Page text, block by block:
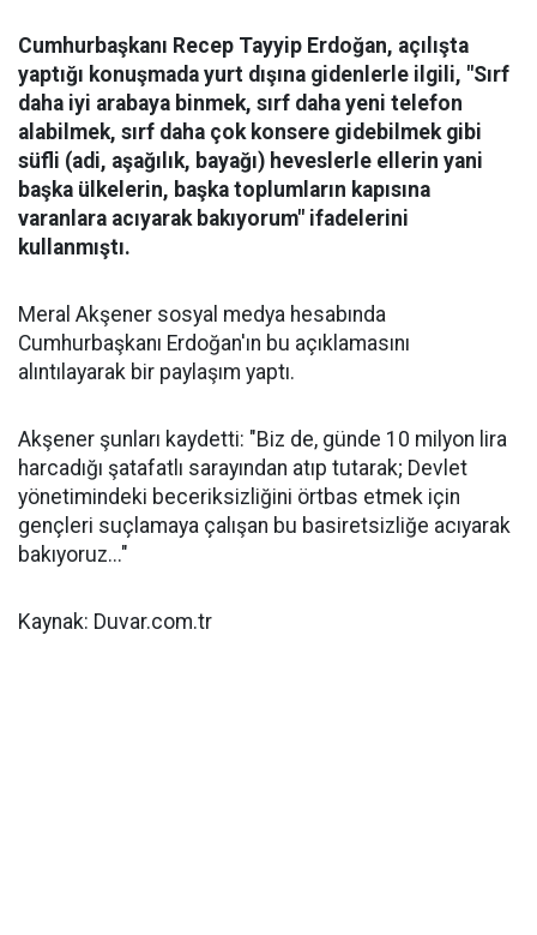
Cumhurbaşkanı Recep Tayyip Erdoğan, açılışta
yaptığı konuşmada yurt dışına gidenlerle ilgili, "Sırf
daha iyi arabaya binmek, sırf daha yeni telefon
alabilmek, sırf daha çok konsere gidebilmek gibi
süfli (adi, aşağılık, bayağı) heveslerle ellerin yani
başka ülkelerin, başka toplumların kapısına
varanlara acıyarak bakıyorum" ifadelerini
kullanmıştı.
Meral Akşener sosyal medya hesabında
Cumhurbaşkanı Erdoğan'ın bu açıklamasını
alıntılayarak bir paylaşım yaptı.
Akşener şunları kaydetti: "Biz de, günde 10 milyon lira
harcadığı şatafatlı sarayından atıp tutarak; Devlet
yönetimindeki beceriksizliğini örtbas etmek için
gençleri suçlamaya çalışan bu basiretsizliğe acıyarak
bakıyoruz..."
Kaynak: Duvar.com.tr